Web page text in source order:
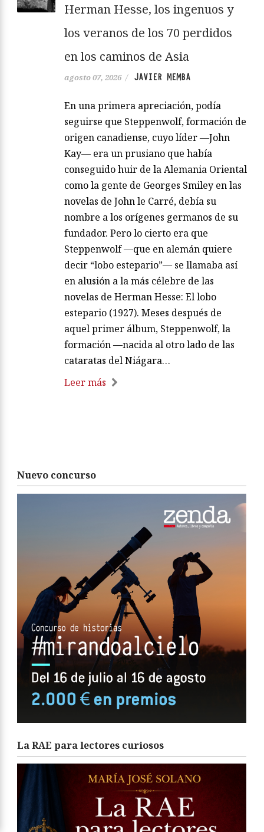
Herman Hesse, los ingenuos y
los veranos de los 70 perdidos
en los caminos de Asia
agosto 07, 2026 / JAVIER MEMBA
En una primera apreciación, podía
seguirse que Steppenwolf, formación de
origen canadiense, cuyo líder —John
Kay— era un prusiano que había
conseguido huir de la Alemania Oriental
como la gente de Georges Smiley en las
novelas de John le Carré, debía su
nombre a los orígenes germanos de su
fundador. Pero lo cierto era que
Steppenwolf —que en alemán quiere
decir “lobo estepario”— se llamaba así
en alusión a la más célebre de las
novelas de Herman Hesse: El lobo
estepario (1927). Meses después de
aquel primer álbum, Steppenwolf, la
formación —nacida al otro lado de las
cataratas del Niágara…
Leer más
Nuevo concurso
La RAE para lectores curiosos